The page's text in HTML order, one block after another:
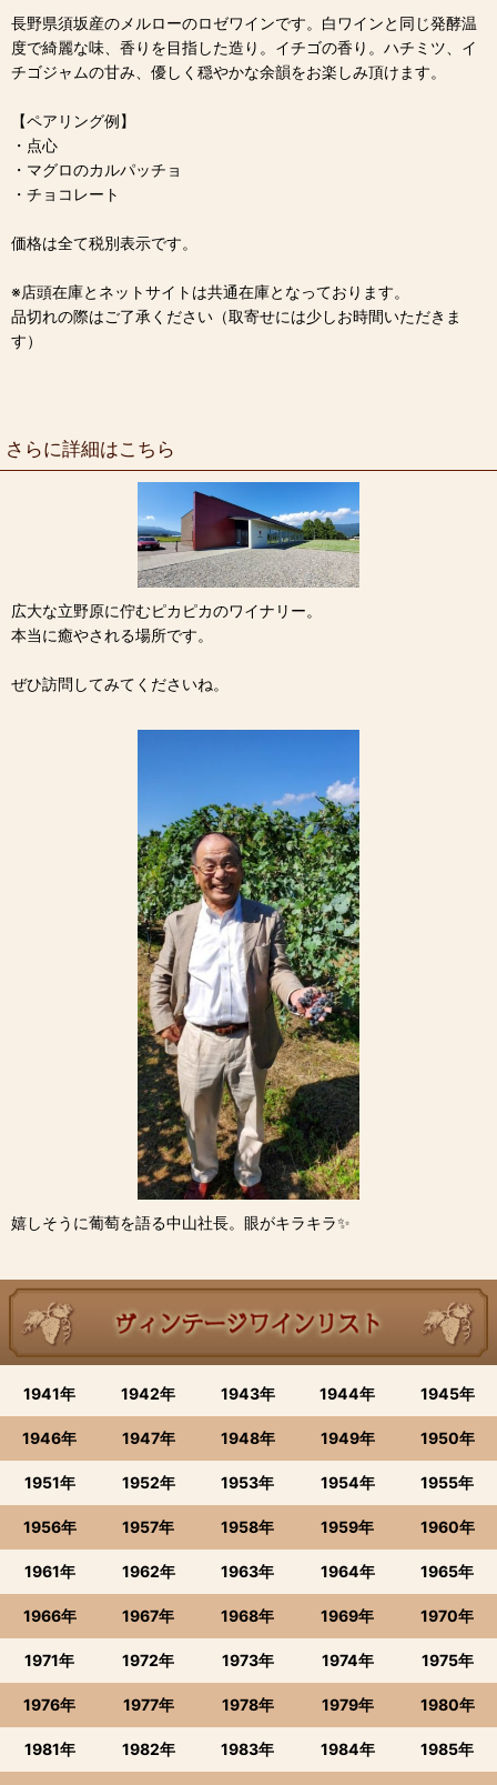
長野県須坂産のメルローのロゼワインです。白ワインと同じ発酵温
度で綺麗な味、香りを目指した造り。イチゴの香り。ハチミツ、イ
チゴジャムの甘み、優しく穏やかな余韻をお楽しみ頂けます。
【ペアリング例】
・点心
・マグロのカルパッチョ
・チョコレート
価格は全て税別表示です。
※店頭在庫とネットサイトは共通在庫となっております。
品切れの際はご了承ください（取寄せには少しお時間いただきま
す）
さらに詳細はこちら
広大な立野原に佇むピカピカのワイナリー。
本当に癒やされる場所です。
ぜひ訪問してみてくださいね。
嬉しそうに葡萄を語る中山社長。眼がキラキラ✨
1941年 1942年 1943年 1944年 1945年
1946年 1947年 1948年 1949年 1950年
1951年 1952年 1953年 1954年 1955年
1956年 1957年 1958年 1959年 1960年
1961年 1962年 1963年 1964年 1965年
1966年 1967年 1968年 1969年 1970年
1971年 1972年 1973年 1974年 1975年
1976年 1977年 1978年 1979年 1980年
1981年 1982年 1983年 1984年 1985年